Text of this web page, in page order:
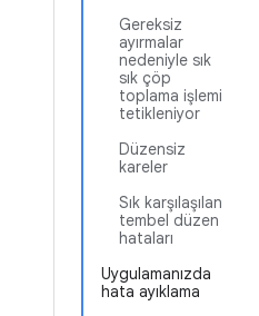
Gereksiz
ayırmalar
nedeniyle sık
sık çöp
toplama işlemi
tetikleniyor
Düzensiz
kareler
Sık karşılaşılan
tembel düzen
hataları
Uygulamanızda
hata ayıklama